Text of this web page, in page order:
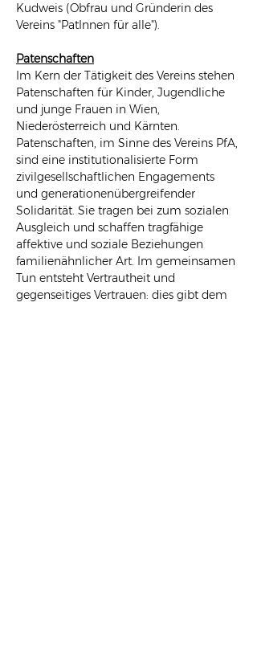
Kudweis (Obfrau und Gründerin des
Vereins "PatInnen für alle").
Patenschaften
Im Kern der Tätigkeit des Vereins stehen
Patenschaften für Kinder, Jugendliche
und junge Frauen in Wien,
Niederösterreich und Kärnten.
Patenschaften, im Sinne des Vereins PfA,
sind eine institutionalisierte Form
zivilgesellschaftlichen Engagements
und generationenübergreifender
Solidarität. Sie tragen bei zum sozialen
Ausgleich und schaffen tragfähige
affektive und soziale Beziehungen
familienähnlicher Art. Im gemeinsamen
Tun entsteht Vertrautheit und
gegenseitiges Vertrauen: dies gibt dem